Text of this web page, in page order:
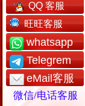
QQ 客服
旺旺客服
whatsapp
Telegrem
eMail客服
微信/电话客服